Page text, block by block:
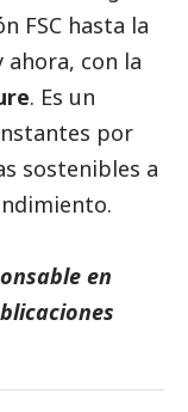
FSC hasta la
con la
. Es un
por
sostenibles a
en